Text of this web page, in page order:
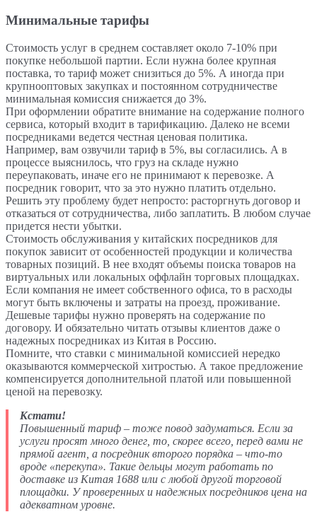
Минимальные тарифы
Стоимость услуг в среднем составляет около 7-10% при
покупке небольшой партии. Если нужна более крупная
поставка, то тариф может снизиться до 5%. А иногда при
крупнооптовых закупках и постоянном сотрудничестве
минимальная комиссия снижается до 3%.
При оформлении обратите внимание на содержание полного
сервиса, который входит в тарификацию. Далеко не всеми
посредниками ведется честная ценовая политика.
Например, вам озвучили тариф в 5%, вы согласились. А в
процессе выяснилось, что груз на складе нужно
переупаковать, иначе его не принимают к перевозке. А
посредник говорит, что за это нужно платить отдельно.
Решить эту проблему будет непросто: расторгнуть договор и
отказаться от сотрудничества, либо заплатить. В любом случае
придется нести убытки.
Стоимость обслуживания у китайских посредников для
покупок зависит от особенностей продукции и количества
товарных позиций. В нее входят объемы поиска товаров на
виртуальных или локальных оффлайн торговых площадках.
Если компания не имеет собственного офиса, то в расходы
могут быть включены и затраты на проезд, проживание.
Дешевые тарифы нужно проверять на содержание по
договору. И обязательно читать отзывы клиентов даже о
надежных посредниках из Китая в Россию.
Помните, что ставки с минимальной комиссией нередко
оказываются коммерческой хитростью. А такое предложение
компенсируется дополнительной платой или повышенной
ценой на перевозку.
Кстати!
Повышенный тариф – тоже повод задуматься. Если за
услуги просят много денег, то, скорее всего, перед вами не
прямой агент, а посредник второго порядка – что-то
вроде «перекупа». Такие дельцы могут работать по
доставке из Китая 1688 или с любой другой торговой
площадки. У проверенных и надежных посредников цена на
адекватном уровне.